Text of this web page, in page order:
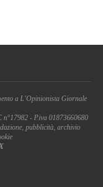
a L'Opinionista Giornale
- P.iva 01873660680
pubblicità, archivio